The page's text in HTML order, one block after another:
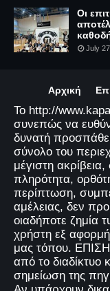
Οι
July
Αρχική
Το http://
συνεπώς να
δυνατή
σύνολο του
μέγιστη
πληρότητα,
περίπτωση,
αμέλειας, δεν
οιαδήποτε ζημία
χρήστη εξ
μας τόπου.
από το διαδίκτυο
σημείωση της